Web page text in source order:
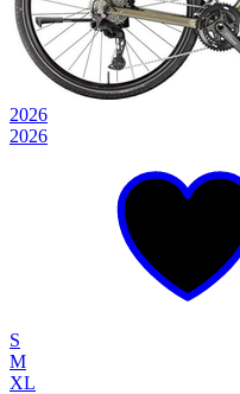
2026
2026
S
M
XL